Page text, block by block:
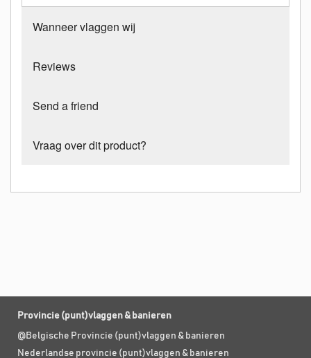
Wanneer vlaggen wij
Reviews
Send a friend
Vraag over dit product?
Provincie (punt)vlaggen & banieren
@Belgische Provincie (punt)vlaggen & banieren
Nederlandse provincie (punt)vlaggen & banieren